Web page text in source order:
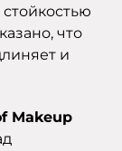
что
и
Makeup